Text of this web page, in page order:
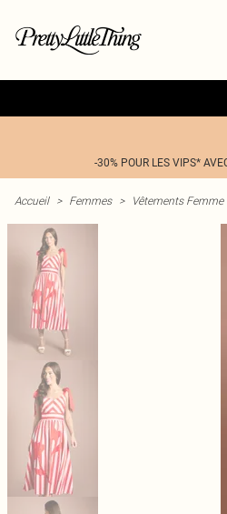
-30% POUR LES VIPS*
Accueil > Femmes > Vêtements Femme